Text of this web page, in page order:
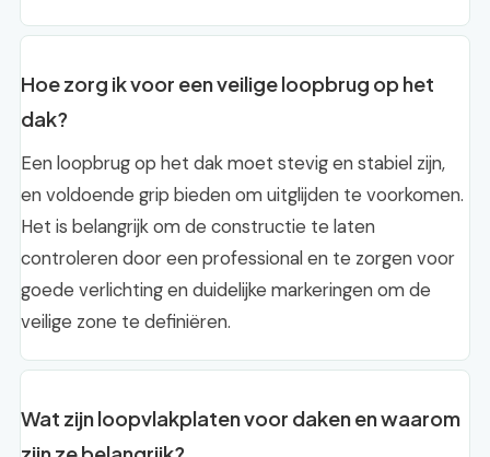
Hoe zorg ik voor een veilige loopbrug op het
dak?
Een loopbrug op het dak moet stevig en stabiel zijn,
en voldoende grip bieden om uitglijden te voorkomen.
Het is belangrijk om de constructie te laten
controleren door een professional en te zorgen voor
goede verlichting en duidelijke markeringen om de
veilige zone te definiëren.
Wat zijn loopvlakplaten voor daken en waarom